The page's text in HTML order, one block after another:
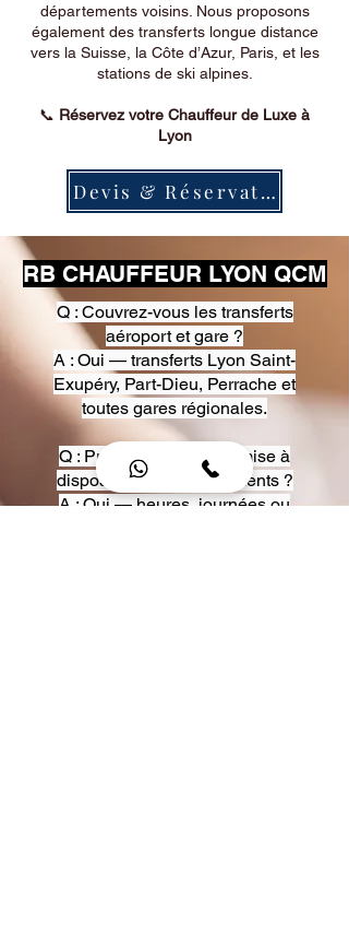
départements voisins. Nous proposons
également des transferts longue distance
vers la Suisse, la Côte d’Azur, Paris, et les
stations de ski alpines.
📞 Réservez votre Chauffeur de Luxe à
Lyon
Devis & Réservation
RB CHAUFFEUR LYON QCM
Q : Couvrez-vous les transferts
aéroport et gare ?
A : Oui — transferts Lyon Saint-
Exupéry, Part-Dieu, Perrache et
toutes gares régionales.
Q : Proposez-vous une mise à
disposition pour événements ?
A : Oui — heures, journées ou